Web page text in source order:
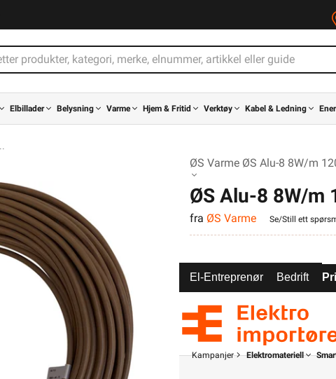
Elbillader Belysning Varme Hjem & Fritid Verktøy Kabel & Ledning
ØS Varme ØS Alu-8 8W/m
ØS Alu-8 8W/m
fra ØS Varme Se/Still ett
El-Entreprenør Bedrift
Kampanjer Elektromateriell